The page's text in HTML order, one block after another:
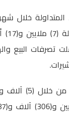
خلال
ألفًا و(354) تصرفًا قانونيًا شملت